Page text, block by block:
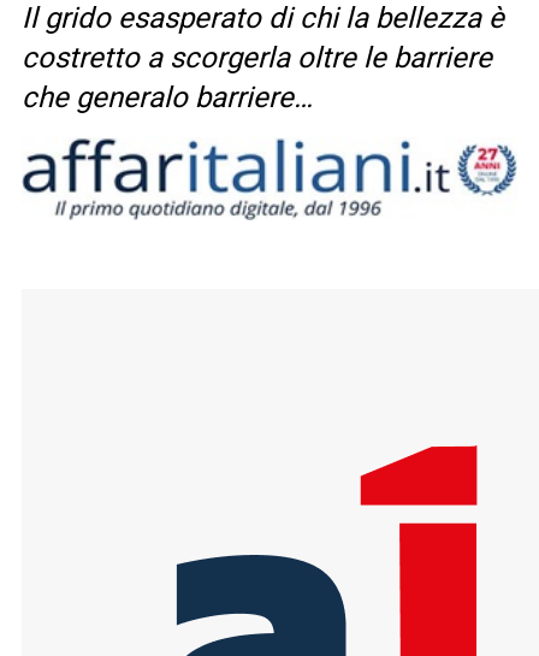
Il grido esasperato di chi la bellezza è
costretto a scorgerla oltre le barriere
che generalo barriere…